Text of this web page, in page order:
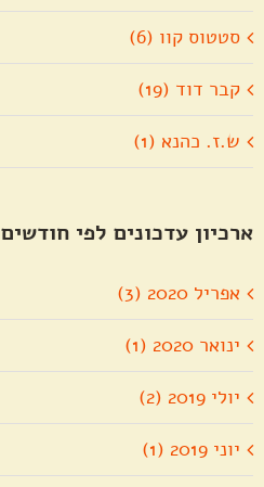
סטטוס קוו (6)
קבר דוד (19)
ש.ז. כהנא (1)
ארכיון עדכונים לפי חודשים
אפריל 2020 (3)
ינואר 2020 (1)
יולי 2019 (2)
יוני 2019 (1)